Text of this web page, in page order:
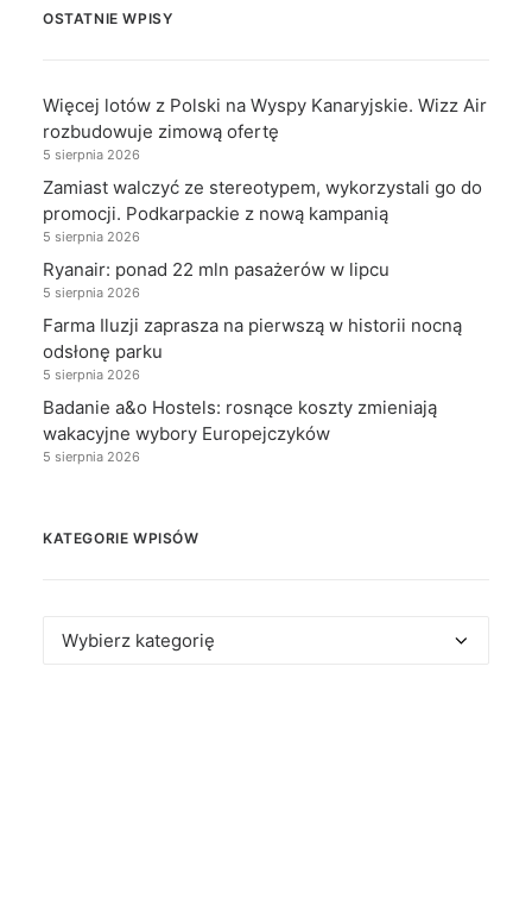
OSTATNIE WPISY
Więcej lotów z Polski na Wyspy Kanaryjskie. Wizz Air
rozbudowuje zimową ofertę
5 sierpnia 2026
Zamiast walczyć ze stereotypem, wykorzystali go do
promocji. Podkarpackie z nową kampanią
5 sierpnia 2026
Ryanair: ponad 22 mln pasażerów w lipcu
5 sierpnia 2026
Farma Iluzji zaprasza na pierwszą w historii nocną
odsłonę parku
5 sierpnia 2026
Badanie a&o Hostels: rosnące koszty zmieniają
wakacyjne wybory Europejczyków
5 sierpnia 2026
KATEGORIE WPISÓW
Kategorie